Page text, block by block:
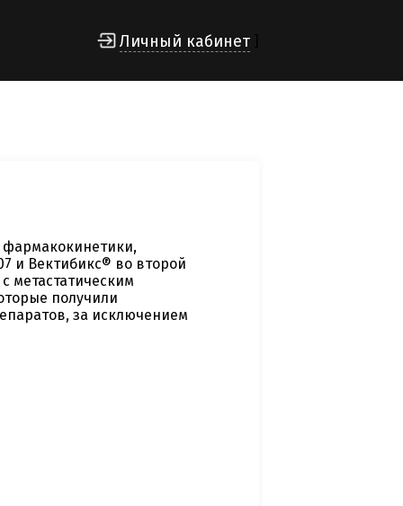
Личный кабинет
фармакокинетики,
и Вектибикс® во второй
метастатическим
получили
за исключением